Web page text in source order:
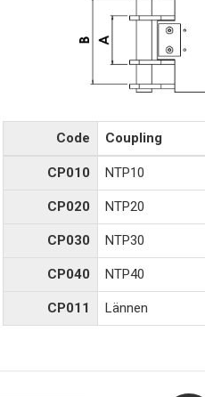
Code Coupling
CP010 NTP10
CP020 NTP20
CP030 NTP30
CP040 NTP40
CP011 Lännen